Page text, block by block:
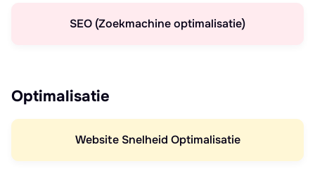
SEO (Zoekmachine optimalisatie)
Optimalisatie
Website Snelheid Optimalisatie